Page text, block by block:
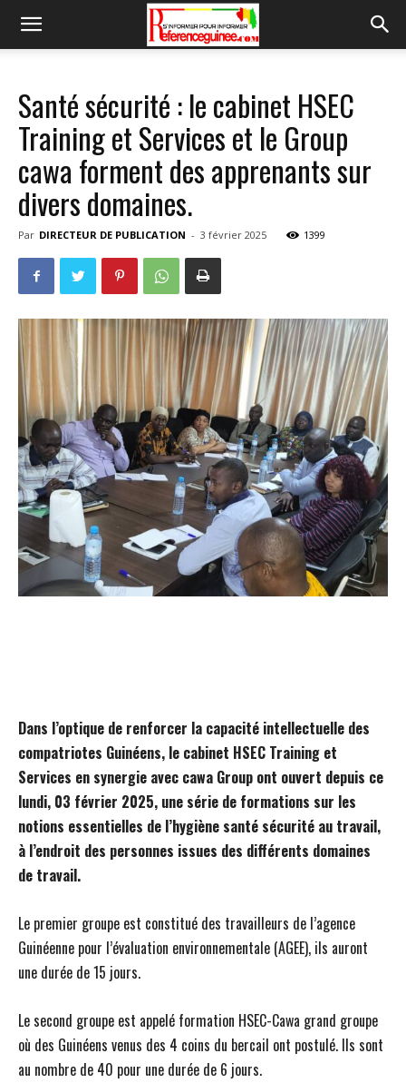
Santé sécurité : le cabinet HSEC
Training et Services et le Group
cawa forment des apprenants sur
divers domaines.
Par DIRECTEUR DE PUBLICATION - 3 février 2025 1399
Dans l’optique de renforcer la capacité intellectuelle des
compatriotes Guinéens, le cabinet HSEC Training et
Services en synergie avec cawa Group ont ouvert depuis ce
lundi, 03 février 2025, une série de formations sur les
notions essentielles de l’hygiène santé sécurité au travail,
à l’endroit des personnes issues des différents domaines
de travail.
Le premier groupe est constitué des travailleurs de l’agence
Guinéenne pour l’évaluation environnementale (AGEE), ils auront
une durée de 15 jours.
Le second groupe est appelé formation HSEC-Cawa grand groupe
où des Guinéens venus des 4 coins du bercail ont postulé. Ils sont
au nombre de 40 pour une durée de 6 jours.